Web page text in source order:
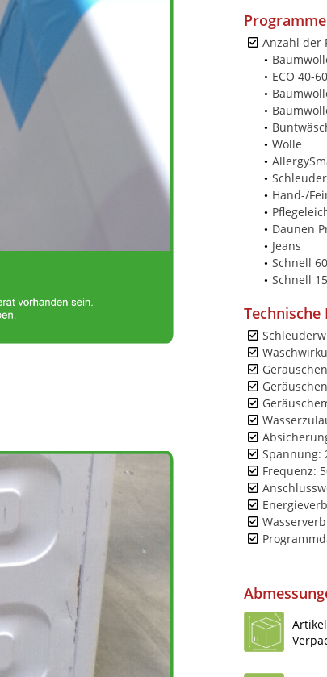
Programme
Anzahl der
ECO 40-60
Wolle
Hand-/
Daunen
Jeans
Schnell
Schnell
Technische
Spannung:
Frequenz: